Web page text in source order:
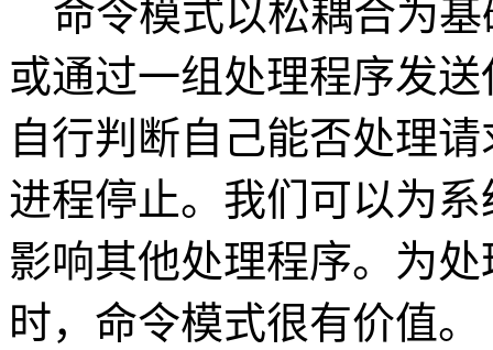
命令模式以松耦合为基
或通过一组处理程序发
自行判断自己能否处理
进程停止。我们可以为
影响其他处理程序。为
时，命令模式很有价值。